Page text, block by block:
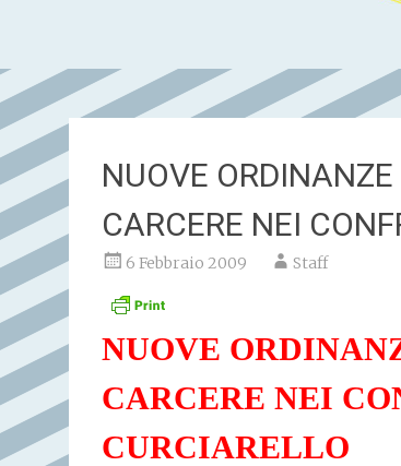
NUOVE
CARCERE NEI
6 Febbraio 2009 Staff
NUOVE
CARCERE NEI
CURCIARELLO